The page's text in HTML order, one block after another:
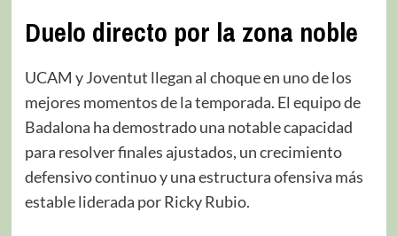
Duelo directo por la zona noble
UCAM y Joventut llegan al choque en uno de los
mejores momentos de la temporada. El equipo de
Badalona ha demostrado una notable capacidad
para resolver finales ajustados, un crecimiento
defensivo continuo y una estructura ofensiva más
estable liderada por Ricky Rubio.